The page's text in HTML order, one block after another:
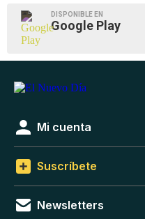
DISPONIBLE EN
Google Play
Mi cuenta
Suscríbete
Newsletters